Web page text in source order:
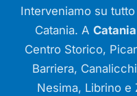
Interveniamo su
Catania. A
Centro Storico,
Barriera,
Nesima, Librino e